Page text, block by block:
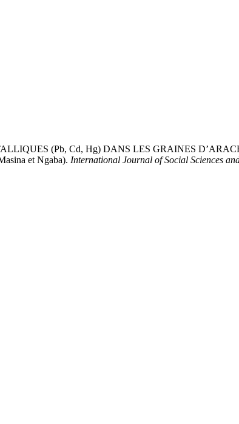
(Pb, Cd, Hg) DANS LES GRAINES
et Ngaba). International Journal of Social Sciences